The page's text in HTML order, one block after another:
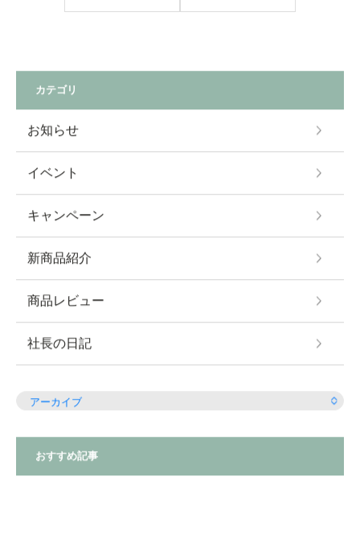
カテゴリ
お知らせ
イベント
キャンペーン
新商品紹介
商品レビュー
社長の日記
おすすめ記事